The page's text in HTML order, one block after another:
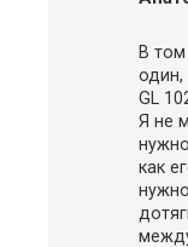
В том
один,
GL
Я не
как